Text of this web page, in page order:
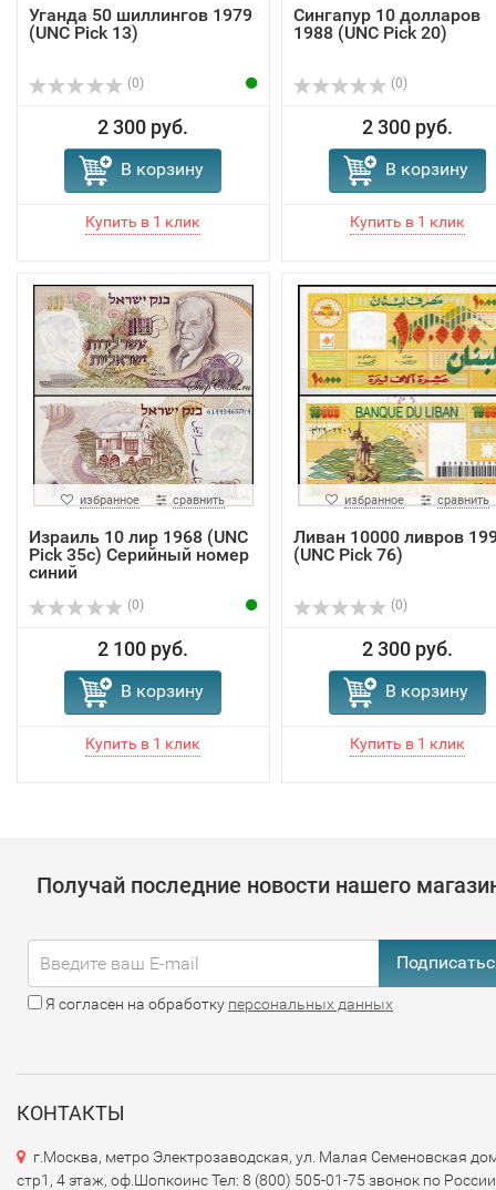
Уганда 50 шиллингов 1979
(UNC Pick 13)
(0)
2 300 руб.
В корзину
Сингапур 10 долларов
1988 (UNC Pick 20)
(0)
2 300 руб.
В корзину
избранное сравнить
Израиль 10 лир 1968 (UNC
Pick 35c) Серийный номер
синий
(0)
2 100 руб.
В корзину
избранное сравнить
Ливан 10000 ливров
(UNC Pick 76)
(0)
2 300 руб.
В корзину
Получай последние новости нашего
Я согласен на обработку персональных данных
КОНТАКТЫ
г.Москва, метро Электрозаводская, ул. Малая Семеновская
стр1, 4 этаж, оф.Шопкоинс Тел: 8 (800) 505-01-75 звонок по России